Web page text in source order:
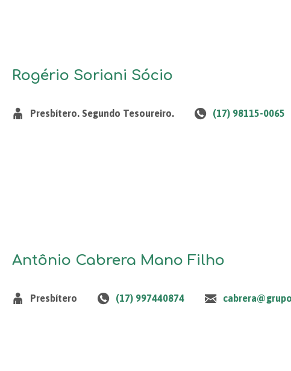
Rogério Soriani Sócio
Presbítero. Segundo Tesoureiro. (17) 98115-0065
Antônio Cabrera Mano Filho
Presbítero (17) 997440874